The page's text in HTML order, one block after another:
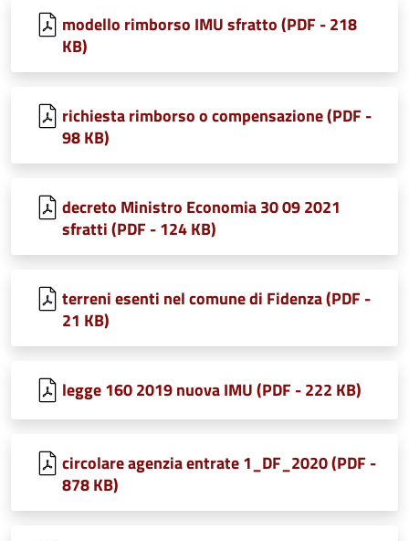
modello rimborso IMU sfratto (PDF - 218
KB)
richiesta rimborso o compensazione (PDF -
98 KB)
decreto Ministro Economia 30 09 2021
sfratti (PDF - 124 KB)
terreni esenti nel comune di Fidenza (PDF -
21 KB)
legge 160 2019 nuova IMU (PDF - 222 KB)
circolare agenzia entrate 1_DF_2020 (PDF -
878 KB)